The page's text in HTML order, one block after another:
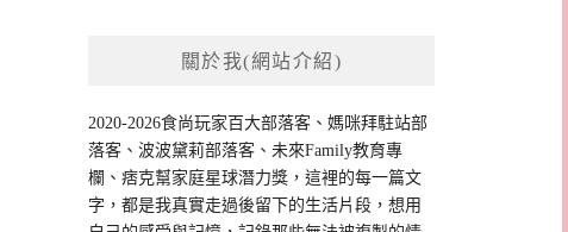
關於我(網站介紹)
2020-2026食尚玩家百大部落客、媽咪拜駐站部
落客、波波黛莉部落客、未來Family教育專
欄、痞克幫家庭星球潛力獎，這裡的每一篇文
字，都是我真實走過後留下的生活片段，想用